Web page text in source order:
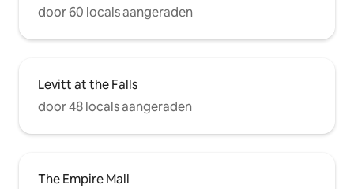
door 60 locals aangeraden
Levitt at the Falls
door 48 locals aangeraden
The Empire Mall